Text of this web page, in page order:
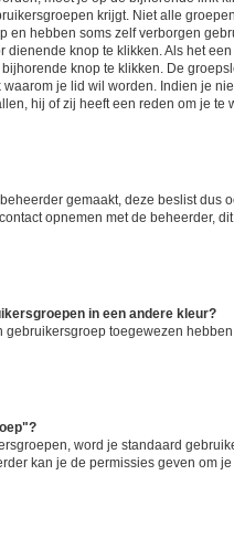
krijgt. Niet alle
en hebben soms zelf verborgen
dienende knop te klikken. Als het
knop te klikken. De
je lid wil worden. Indien je
hij of zij heeft een reden om je te
gemaakt, deze beslist dus
opnemen met de beheerder,
in een andere kleur?
toegewezen
word je standaard
kan je de permissies geven om